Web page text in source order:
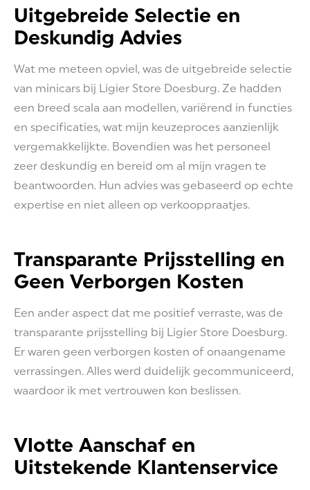
Uitgebreide Selectie en
Deskundig Advies
Wat me meteen opviel, was de uitgebreide selectie
van minicars bij Ligier Store Doesburg. Ze hadden
een breed scala aan modellen, variërend in functies
en specificaties, wat mijn keuzeproces aanzienlijk
vergemakkelijkte. Bovendien was het personeel
zeer deskundig en bereid om al mijn vragen te
beantwoorden. Hun advies was gebaseerd op echte
expertise en niet alleen op verkooppraatjes.
Transparante Prijsstelling en
Geen Verborgen Kosten
Een ander aspect dat me positief verraste, was de
transparante prijsstelling bij Ligier Store Doesburg.
Er waren geen verborgen kosten of onaangename
verrassingen. Alles werd duidelijk gecommuniceerd,
waardoor ik met vertrouwen kon beslissen.
Vlotte Aanschaf en
Uitstekende Klantenservice